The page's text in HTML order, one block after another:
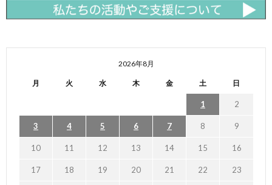
2026年8月
月 火 水 木 金 土 日
1 2
3 4 5 6 7 8 9
10 11 12 13 14 15 16
17 18 19 20 21 22 23